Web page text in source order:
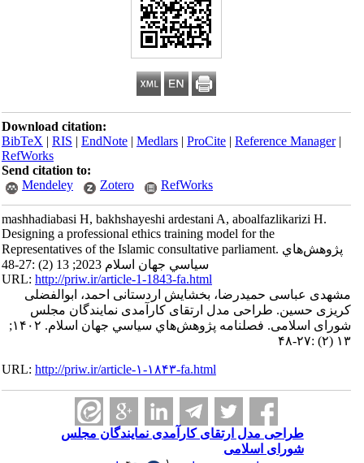
Download citation:
BibTeX|RIS|EndNote|Medlars|ProCite|Reference Manager
RefWorks
Send citation to:
Mendeley
Zotero RefWorks
mashhadiabasi H, bakhshayeshi ardestani A, aboalfazlikarizi H.
Designing a professional ethics training model for the
Representatives of the Islamic consultative parliament. پژوهش‌هاي
سياسي جهان اسلام 2023; 13 (2) :27-48
URL:http://priw.ir/article-1-1843-fa.html
مشهدی عباسی حمیدرضا، بخشایش اردستانی احمد، ابوالفضلی
کریزی حسین. طراحی مدل ارتقای کارآمدی نمایندگان مجلس
شورای اسلامی. فصلنامه پژوهش‌هاي سياسي جهان اسلام. ۱۴۰۲;
۱۳ (۲) :۲۷-۴۸
URL:http://priw.ir/article-۱-۱۸۴۳-fa.html
طراحی مدل ارتقای کارآمدی نمایندگان مجلس
شورای اسلامی